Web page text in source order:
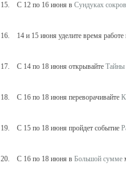
15. С 12 по 16 июня в Сундуках
16. 14 и 15 июня уделите время работе
17. С 14 по 18 июня открывайте Тайны
18. С 16 по 18 июня переворачивайте
19. С 15 по 18 июня пройдет событие
20. С 16 по 18 июня в Большой сумме